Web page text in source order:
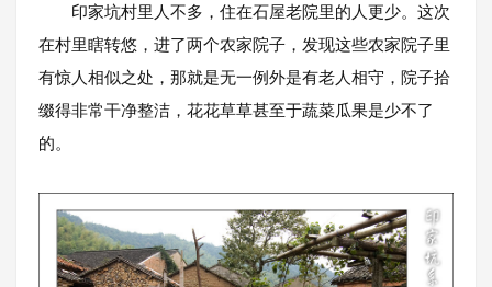
印家坑村里人不多，住在石屋老院里的人更少。这次
在村里瞎转悠，进了两个农家院子，发现这些农家院子里
有惊人相似之处，那就是无一例外是有老人相守，院子拾
缀得非常干净整洁，花花草草甚至于蔬菜瓜果是少不了
的。